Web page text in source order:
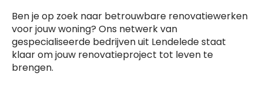
Ben je op zoek naar betrouwbare renovatiewerken
voor jouw woning? Ons netwerk van
gespecialiseerde bedrijven uit Lendelede staat
klaar om jouw renovatieproject tot leven te
brengen.